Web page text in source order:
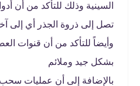
السينية وذلك للتأكد من أن
تصل إلى ذروة الجذر أي إلى
وأيضاً للتأكد من أن قنوات
بشكل جيد وملائم
بالإضافة إلى أن عمليات